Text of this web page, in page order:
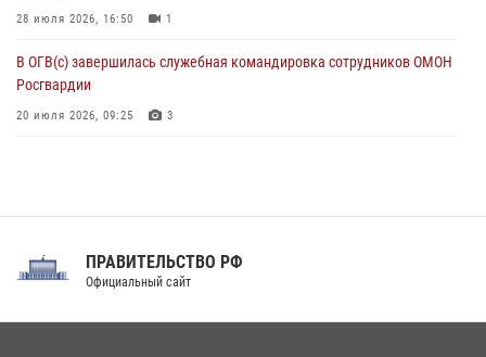
28 июля 2026, 16:50 1
В ОГВ(с) завершилась служебная командировка сотрудников ОМОН
Росгвардии
20 июля 2026, 09:25 3
Праздник «Один день с Росгвардией» к 105-летию Центрального
ПРАВИТЕЛЬСТВО РФ
Официальный сайт